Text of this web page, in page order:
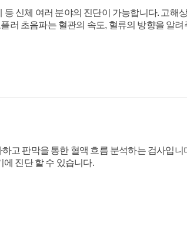
신체 여러 분야의 진단이 가능합니다. 고해
러 초음파는 혈관의 속도, 혈류의 방향을 알
고 판막을 통한 혈액 흐름 분석하는 검사입
진단 할 수 있습니다.